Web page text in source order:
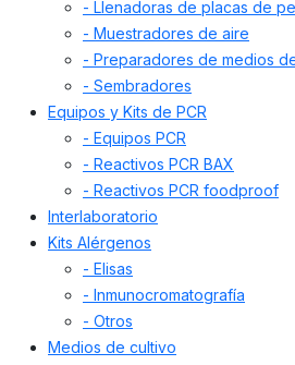
- Llenadoras de placas de
- Muestradores de aire
- Preparadores de medios
- Sembradores
Equipos y Kits de PCR
- Equipos PCR
- Reactivos PCR BAX
- Reactivos PCR foodproof
Interlaboratorio
Kits Alérgenos
- Elisas
- Inmunocromatografía
- Otros
Medios de cultivo